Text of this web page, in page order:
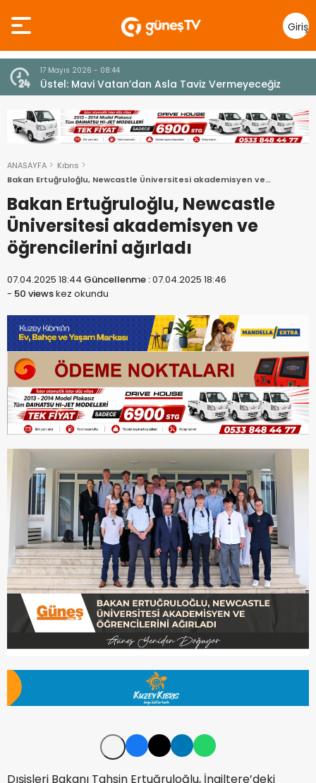
Giriş
Yap
7 Ağustos 2026 - 12:36
ÜSTEL: “ERENKÖY RUHU SONSUZA DEK YAŞAYACAK”
ANASAYFA
Kıbrıs
Bakan Ertuğruloğlu, Newcastle Üniversitesi akademisyen ve
öğrencilerini ağırladı
Bakan Ertuğruloğlu, Newcastle
Üniversitesi akademisyen ve
öğrencilerini ağırladı
07.04.2025 18:44 Güncellenme :07.04.2025 18:46
- 50 viewskez okundu
Dışişleri Bakanı Tahsin Ertuğruloğlu, İngiltere’deki